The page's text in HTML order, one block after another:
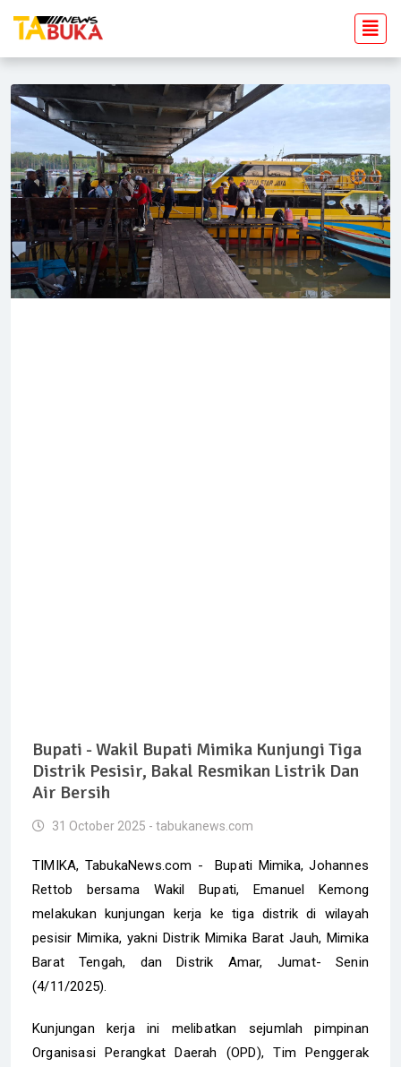
Bupati - Wakil Bupati Mimika Kunjungi Tiga
Distrik Pesisir, Bakal Resmikan Listrik Dan
Air Bersih
31 October 2025 - tabukanews.com
TIMIKA, TabukaNews.com - Bupati Mimika, Johannes
Rettob bersama Wakil Bupati, Emanuel Kemong
melakukan kunjungan kerja ke tiga distrik di wilayah
pesisir Mimika, yakni Distrik Mimika Barat Jauh, Mimika
Barat Tengah, dan Distrik Amar, Jumat- Senin
(4/11/2025).
Kunjungan kerja ini melibatkan sejumlah pimpinan
Organisasi Perangkat Daerah (OPD), Tim Penggerak